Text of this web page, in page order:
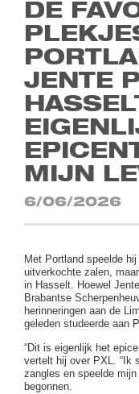
DE
JENTE
MIJN
6/06/2026
Met Portland speelde
uitverkochte zalen,
in Hasselt. Hoewel
Brabantse
herinneringen aan de
geleden studeerde aan
“Dit is eigenlijk het
vertelt hij over PXL. “Ik
zangles en speelde
begonnen.